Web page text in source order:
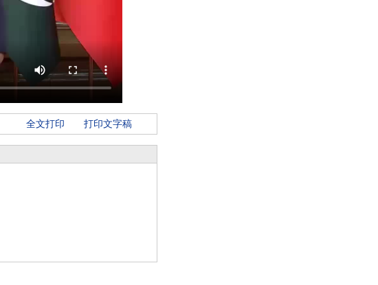
全文打印 打印文字稿